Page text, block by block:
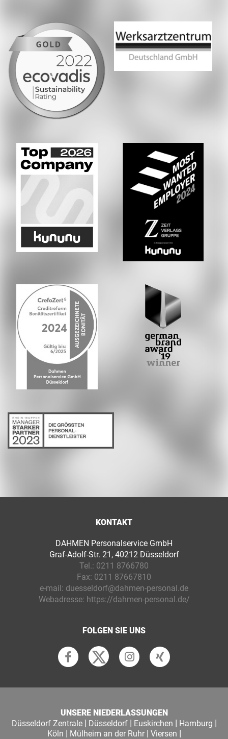
KONTAKT
DAHMEN Personalservice GmbH
Graf-Adolf-Str. 21, 40212 Düsseldorf
Tel.: 0211 8766780
Fax: 0211 87667810
e-mail: duesseldorf@dahmen-personal.de
Webadresse: https://dahmen-personal.de/
FOLGEN SIE UNS
UNSERE NIEDERLASSUNGEN
Düsseldorf Zentrale| Düsseldorf| Euskirchen | Hamburg |
Köln | Mülheim an der Ruhr| Viersen |